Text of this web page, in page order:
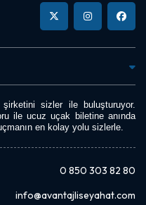
sizler ile buluşturuyor.
ile ucuz uçak biletine anında
en kolay yolu sizlerle.
0 850 303 82 80
info@avantajliseyahat.com